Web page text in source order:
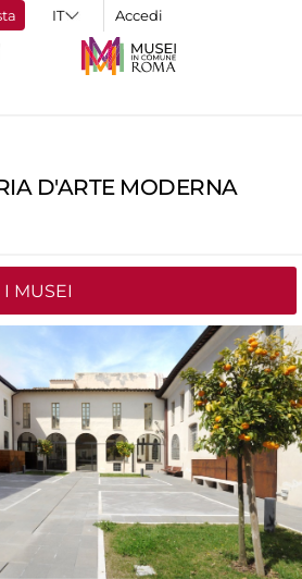
Accedi
D'ARTE MODERNA
I MUSEI